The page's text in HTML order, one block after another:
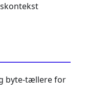
byte-tællere for